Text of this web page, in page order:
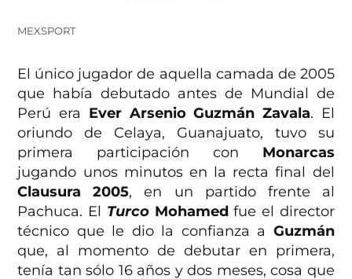
MEXSPORT
El único jugador de aquella camada de 2005
que había debutado antes de Mundial de
Perú era Ever Arsenio Guzmán Zavala. El
oriundo de Celaya, Guanajuato, tuvo su
primera participación con Monarcas
jugando unos minutos en la recta final del
Clausura 2005, en un partido frente al
Pachuca. El TurcoMohamedfue el director
técnico que le dio la confianza a Guzmán
que, al momento de debutar en primera,
tenía tan sólo 16 años y dos meses, cosa que